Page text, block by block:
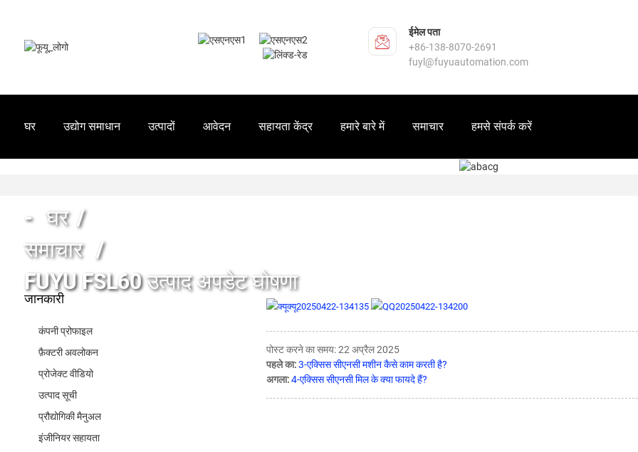
ईमेल पता
+86-138-8070-2691
fuyl@fuyuautomation.com
घर उद्योग समाधान उत्पादों आवेदन सहायता केंद्र हमारे बारे में समाचार हमसे संपर्क करें
घर
समाचार
FUYU FSL60 उत्पाद अपडेट घोषणा
जानकारी
कंपनी प्रोफाइल
फ़ैक्टरी अवलोकन
प्रोजेक्ट वीडियो
उत्पाद सूची
प्रौद्योगिकी मैनुअल
इंजीनियर सहायता
पोस्ट करने का समय: 22 अप्रैल 2025
पहले का: 3-एक्सिस सीएनसी मशीन कैसे काम करती है?
अगला: 4-एक्सिस सीएनसी मिल के क्या फायदे हैं?